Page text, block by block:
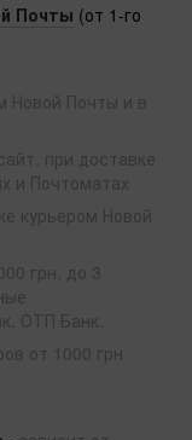
Почты (от 1-го
Новой Почты и в
при доставке
и Почтоматах
курьером Новой
грн, до 3
ОТП Банк.
от 1000 грн